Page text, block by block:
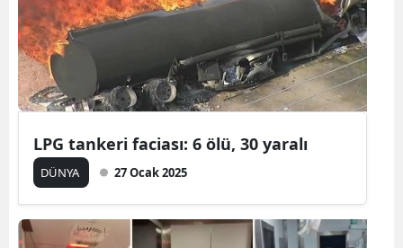
Muş
Nevşehir
Rize
LPG tankeri faciası: 6 ölü, 30 yaralı
DÜNYA 27 Ocak 2025